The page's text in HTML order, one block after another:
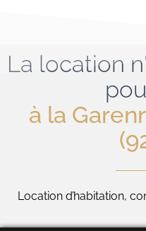
La location
à la
Location d’habitation,